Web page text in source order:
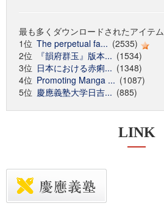
最も多くダウンロードされたアイテム
1位 The perpetual fa... (2535)
2位
『韻府群玉』版本... (1534)
3位 日本における赤痢... (1348)
4位 Promoting Manga ... (1087)
5位 慶應義塾大学日吉... (885)
LINK